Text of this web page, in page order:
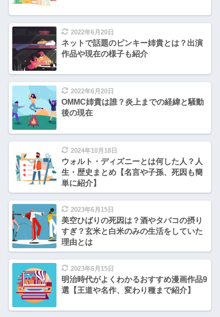
2022年6月20日
ネットで話題のピンキー姉貴とは？出演
作品や現在の様子も紹介
2022年6月20日
OMMC姉貴は誰？炎上までの経緯と騒動
後の現在
2024年10月18日
ウォルト・ディズニーとは何した人？人
生・歴史まとめ【名言や子孫、死因も簡
単に紹介】
2023年6月15日
美空ひばりの死因は？酒やタバコの摂り
すぎ？玄米と白米のみの生活をしていた
理由とは
2023年6月15日
明治時代がよくわかるおすすめ漫画作品9
選【王道や名作、変わり種まで紹介】